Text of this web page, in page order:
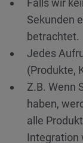
Falls wir
Sekunden
betrachtet.
Jedes
(Produkte,
Z.B. Wenn
haben,
alle
Integration